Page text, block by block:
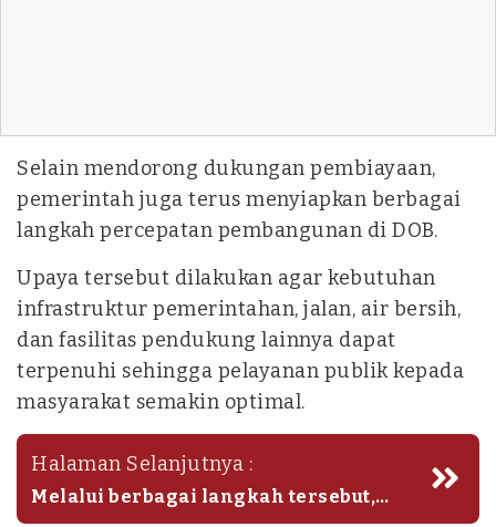
Selain mendorong dukungan pembiayaan,
pemerintah juga terus menyiapkan berbagai
langkah percepatan pembangunan di DOB.
Upaya tersebut dilakukan agar kebutuhan
infrastruktur pemerintahan, jalan, air bersih,
dan fasilitas pendukung lainnya dapat
terpenuhi sehingga pelayanan publik kepada
masyarakat semakin optimal.
Halaman Selanjutnya :
Melalui berbagai langkah tersebut,
lanjut Ribka, pemerintah berharap